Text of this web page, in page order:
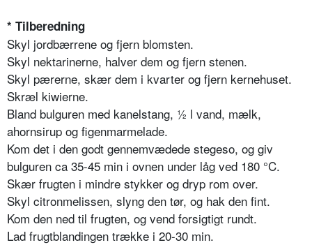
* Tilberedning
Skyl jordbærrene og fjern blomsten.
Skyl nektarinerne, halver dem og fjern stenen.
Skyl pærerne, skær dem i kvarter og fjern kernehuset.
Skræl kiwierne.
Bland bulguren med kanelstang, ½ l vand, mælk,
ahornsirup og figenmarmelade.
Kom det i den godt gennemvædede stegeso, og giv
bulguren ca 35-45 min i ovnen under låg ved 180 °C.
Skær frugten i mindre stykker og dryp rom over.
Skyl citronmelissen, slyng den tør, og hak den fint.
Kom den ned til frugten, og vend forsigtigt rundt.
Lad frugtblandingen trække i 20-30 min.